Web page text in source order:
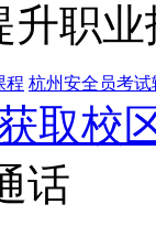
升职
程 杭州安全员考试
取校
话